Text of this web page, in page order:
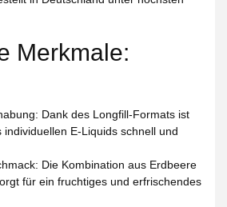
Merkmale:
Dank des Longfill-Formats ist
E-Liquids schnell und
Die Kombination aus Erdbeere
für ein fruchtiges und erfrischendes